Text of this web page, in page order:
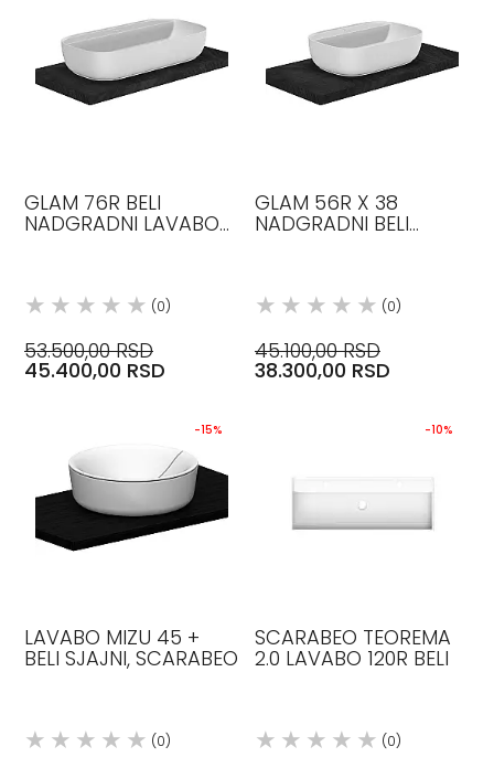
GLAM 76R BELI
NADGRADNI LAVABO
(0)
53.500,00 RSD
45.400,00 RSD
GLAM 56R X 38
NADGRADNI BELI
(0)
45.100,00 RSD
38.300,00 RSD
-15%
LAVABO MIZU 45 +
BELI SJAJNI, SCARABEO
(0)
-10%
SCARABEO TEOREMA
2.0 LAVABO 120R BELI
(0)